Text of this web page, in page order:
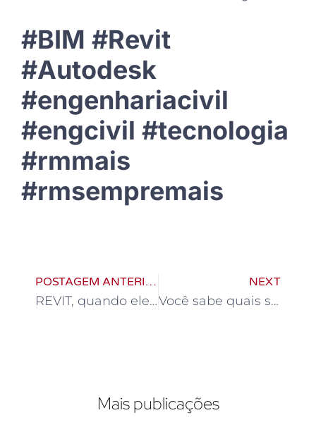
#BIM #Revit
#Autodesk
#engenhariacivil
#engcivil #tecnologia
#rmmais
#rmsempremais
POSTAGEM ANTERIOR
REVIT, quando ele se torna indispensável?
NEXT
Você sabe quais são as diferenças entre as estruturas Hiper, Iso e Hipostáticas?
Mais publicações